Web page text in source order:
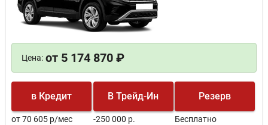
Цена: от 5 174 870 ₽
в Кредит
от 70 605 р/мес
В Трейд-Ин
-250 000 р.
Резерв
Бесплатно